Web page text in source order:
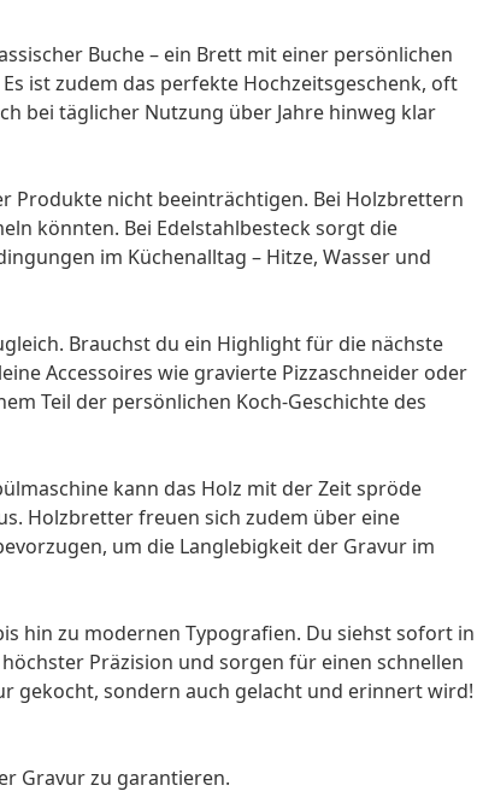
Buche – ein Brett mit einer persönlichen
ist zudem das perfekte Hochzeitsgeschenk, oft
bei täglicher Nutzung über Jahre hinweg klar
Produkte nicht beeinträchtigen. Bei Holzbrettern
könnten. Bei Edelstahlbesteck sorgt die
im Küchenalltag – Hitze, Wasser und
Brauchst du ein Highlight für die nächste
Accessoires wie gravierte Pizzaschneider oder
Teil der persönlichen Koch-Geschichte des
kann das Holz mit der Zeit spröde
Holzbretter freuen sich zudem über eine
um die Langlebigkeit der Gravur im
hin zu modernen Typografien. Du siehst sofort in
Präzision und sorgen für einen schnellen
gekocht, sondern auch gelacht und erinnert wird!
Gravur zu garantieren.